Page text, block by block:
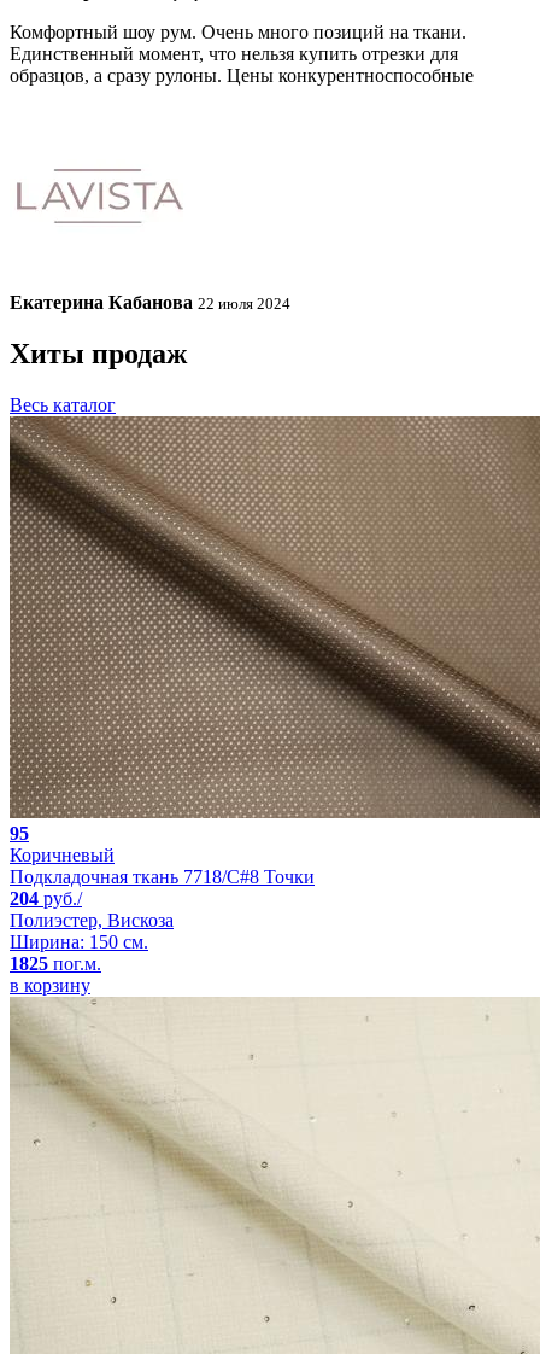
Комфортный шоу рум. Очень много позиций на ткани.
Единственный момент, что нельзя купить отрезки для
образцов, а сразу рулоны. Цены конкурентноспособные
Екатерина Кабанова 22 июля 2024
Хиты продаж
Весь каталог
95
Коричневый
Подкладочная ткань 7718/C#8 Точки
204 руб./
Полиэстер, Вискоза
Ширина: 150 см.
1825 пог.м.
в корзину